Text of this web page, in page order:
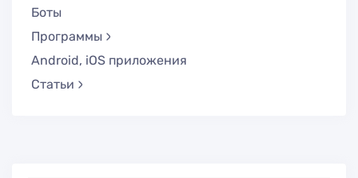
Боты
Программы
Android, iOS приложения
Статьи